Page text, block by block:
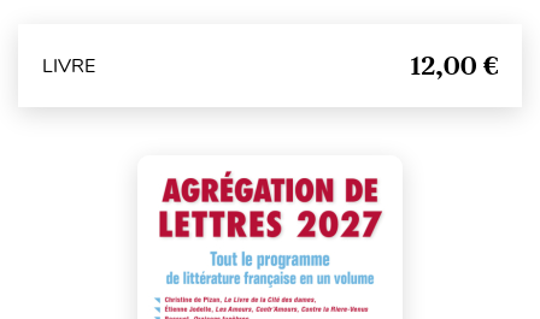
LIVRE 12,00 €